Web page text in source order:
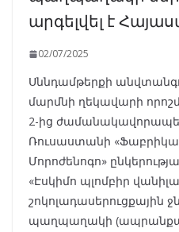
արգելվել է
02/07/2025
Սննդամթերքի
մարմնի ղեկավարի
2-ից
Ռուսաստանի «Ֆաբրիկա
Մորոժենոգո»
«Էսկիմո պլոմբիր
շոկոլադասերուցքային
պաղպաղակի